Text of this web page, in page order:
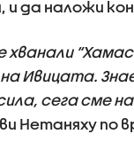
и да наложи
хванали
Ивицата.
сега сме
Нетаняху по